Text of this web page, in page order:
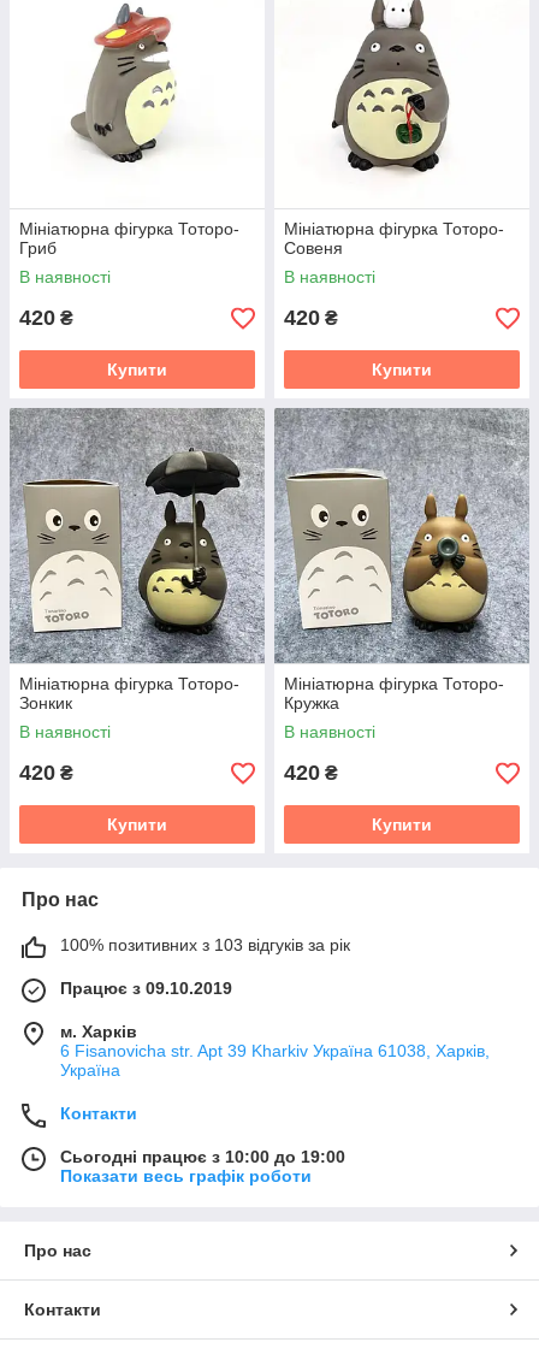
Мініатюрна фігурка Тоторо-
Гриб
В наявності
420 ₴
Купити
Мініатюрна фігурка Тоторо-
Совеня
В наявності
420 ₴
Купити
Мініатюрна фігурка Тоторо-
Зонкик
В наявності
420 ₴
Купити
Мініатюрна фігурка Тоторо-
Кружка
В наявності
420 ₴
Купити
Про нас
100% позитивних з 103 відгуків за рік
Працює з 09.10.2019
м. Харків
6 Fisanovicha str. Apt 39 Kharkiv Україна 61038, Харків,
Україна
Контакти
Сьогодні працює з 10:00 до 19:00
Показати весь графік роботи
Про нас
Контакти